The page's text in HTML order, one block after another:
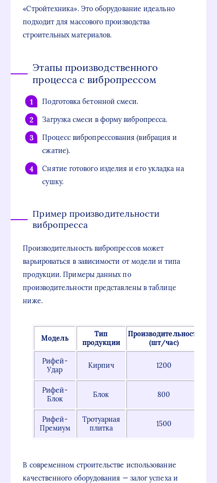
«Стройтехника». Это оборудование идеально
подходит для массового производства
строительных материалов.
Этапы производственного
процесса с вибропрессом
Подготовка бетонной смеси.
Загрузка смеси в форму вибропресса.
Процесс вибропрессования (вибрация и
сжатие).
Снятие готового изделия и его укладка на
сушку.
Пример производительности
вибропресса
Производительность вибропрессов может
варьироваться в зависимости от модели и типа
продукции. Примеры данных по
производительности представлены в таблице
ниже.
Модель
Тип
продукции
Производительность
(шт/час)
Рифей-
Удар
Кирпич 1200
Рифей-
Блок
Блок 800
Рифей-
Премиум
Тротуарная
плитка
1500
В современном строительстве использование
качественного оборудования — залог успеха и